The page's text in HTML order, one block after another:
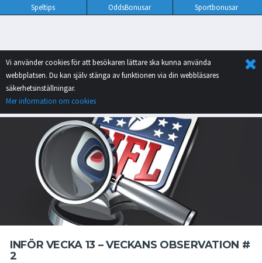
Speltips OddsBonusar Sportbonusar
Vi använder cookies för att besökaren lättare ska kunna använda
webbplatsen. Du kan själv stänga av funktionen via din webbläsares
säkerhetsinställningar.
Mer information om cookies
INFÖR VECKA 13 – VECKANS OBSERVATION #
2